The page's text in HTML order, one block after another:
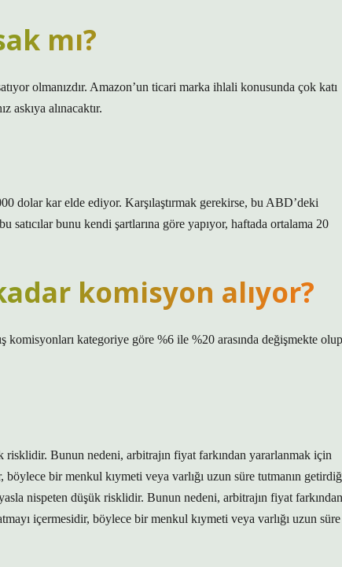
mı?
olmanızdır. Amazon’un ticari marka ihlali konusunda çok katı
askıya alınacaktır.
dolar kar elde ediyor. Karşılaştırmak gerekirse, bu ABD’deki
satıcılar bunu kendi şartlarına göre yapıyor, haftada ortalama 20
komisyon alıyor?
komisyonları kategoriye göre %6 ile %20 arasında değişmekte olup
Bunun nedeni, arbitrajın fiyat farkından yararlanmak için
böylece bir menkul kıymeti veya varlığı uzun süre tutmanın
nispeten düşük risklidir. Bunun nedeni, arbitrajın fiyat farkından
içermesidir, böylece bir menkul kıymeti veya varlığı uzun süre